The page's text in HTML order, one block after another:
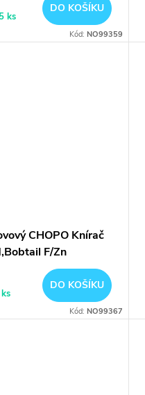
ks
DO KOŠÍKU
Kód: NO99359
CHOPO Knírač
F/Zn
DO KOŠÍKU
Kód: NO99367